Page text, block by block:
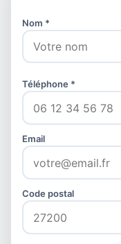
Nom *
Téléphone *
Email
Code postal